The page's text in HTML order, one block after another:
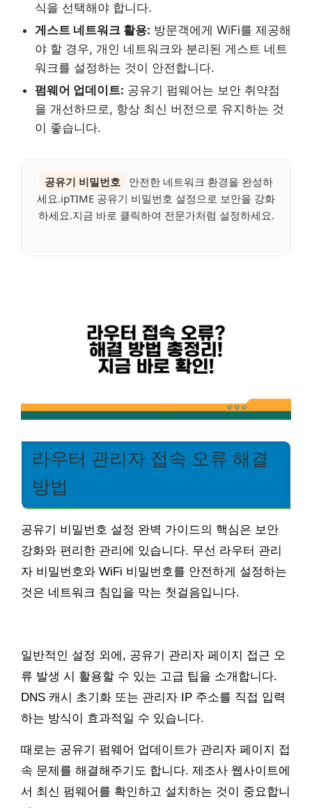
식을 선택해야 합니다.
게스트 네트워크 활용: 방문객에게 WiFi를 제공해
야 할 경우, 개인 네트워크와 분리된 게스트 네트
워크를 설정하는 것이 안전합니다.
펌웨어 업데이트: 공유기 펌웨어는 보안 취약점
을 개선하므로, 항상 최신 버전으로 유지하는 것
이 좋습니다.
공유기 비밀번호
안전한 네트워크 환경을 완성하
세요.ipTIME 공유기 비밀번호 설정으로 보안을 강화
하세요.지금 바로 클릭하여 전문가처럼 설정하세요.
라우터 관리자 접속 오류 해결
방법
공유기 비밀번호 설정 완벽 가이드의 핵심은 보안
강화와 편리한 관리에 있습니다. 무선 라우터 관리
자 비밀번호와 WiFi 비밀번호를 안전하게 설정하는
것은 네트워크 침입을 막는 첫걸음입니다.
일반적인 설정 외에, 공유기 관리자 페이지 접근 오
류 발생 시 활용할 수 있는 고급 팁을 소개합니다.
DNS 캐시 초기화 또는 관리자 IP 주소를 직접 입력
하는 방식이 효과적일 수 있습니다.
때로는 공유기 펌웨어 업데이트가 관리자 페이지 접
속 문제를 해결해주기도 합니다. 제조사 웹사이트에
서 최신 펌웨어를 확인하고 설치하는 것이 중요합니